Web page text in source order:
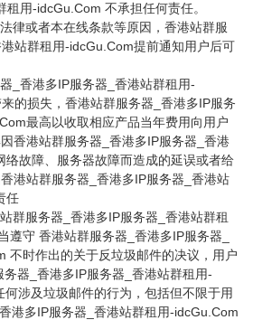
用-idcGu.Com 不承担任何责任。
律或者本在线条款等原因，香港站群服
站群租用-idcGu.Com提前通知用户后可
_香港多IP服务器_香港站群租用-
的损失，香港站群服务器_香港多IP服务
最高以收取相应产品当年费用向用户
香港站群服务器_香港多IP服务器_香港
络故障、服务器故障而造成的延误或者给
港站群服务器_香港多IP服务器_香港站
任
群服务器_香港多IP服务器_香港站群租
遵守 香港站群服务器_香港多IP服务器_
不时作出的关于反垃圾邮件的决议，用户
器_香港多IP服务器_香港站群租用-
涉及垃圾邮件的行为，包括但不限于用
港多IP服务器_香港站群租用-idcGu.Com